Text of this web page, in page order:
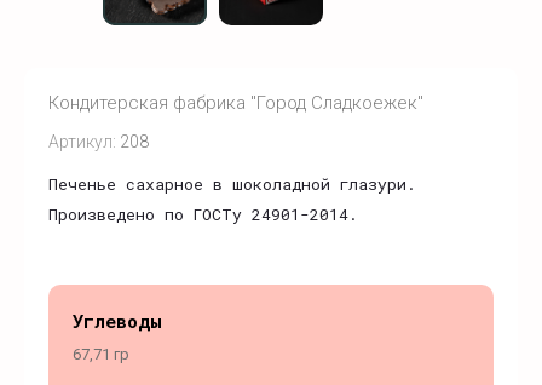
Артикул: 208
Кондитерская фабрика "Город Сладкоежек"
Печенье сахарное в шоколадной глазури.
Произведено по ГОСТу 24901-2014.
Углеводы
67,71 гр